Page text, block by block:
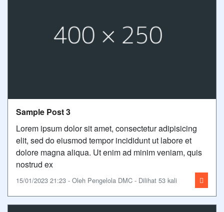
Sample Post 3
Lorem ipsum dolor sit amet, consectetur adipisicing
elit, sed do eiusmod tempor incididunt ut labore et
dolore magna aliqua. Ut enim ad minim veniam, quis
nostrud ex
15/01/2023 21:23 - Oleh Pengelola DMC - Dilihat 53 kali